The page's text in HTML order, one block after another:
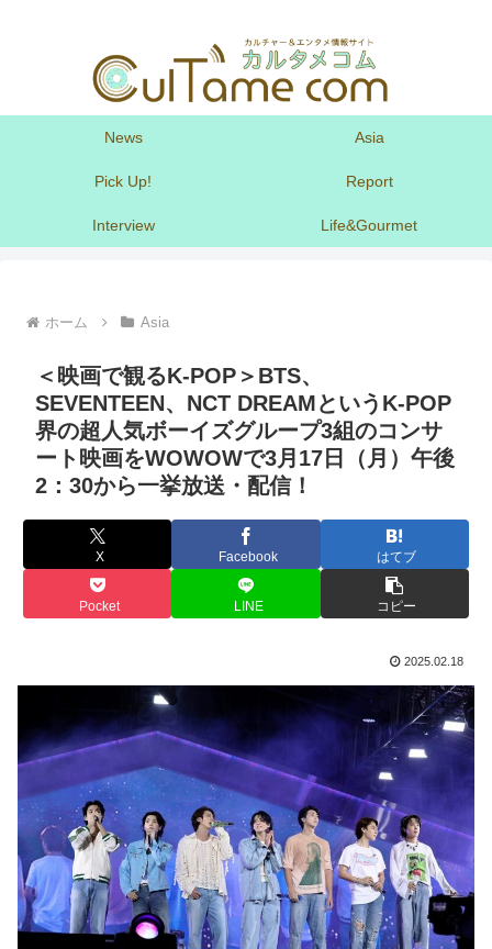
News Asia
Pick Up! Report
Interview Life&Gourmet
ホーム Asia
＜映画で観るK-POP＞BTS、
SEVENTEEN、NCT DREAMというK-POP
界の超人気ボーイズグループ3組のコンサ
ート映画をWOWOWで3月17日（月）午後
2：30から一挙放送・配信！
X Facebook はてブ
Pocket LINE コピー
2025.02.18